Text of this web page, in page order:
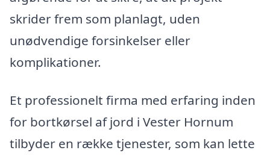
skrider frem som planlagt, uden
unødvendige forsinkelser eller
komplikationer.
Et professionelt firma med erfaring inden
for bortkørsel af jord i Vester Hornum
tilbyder en række tjenester, som kan lette